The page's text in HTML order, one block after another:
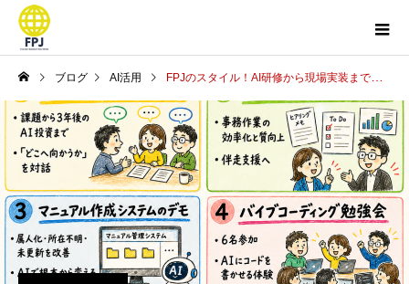
ブログ AI活用 FPJのスタイル！AI研修から現場実装までの一気通貫支援